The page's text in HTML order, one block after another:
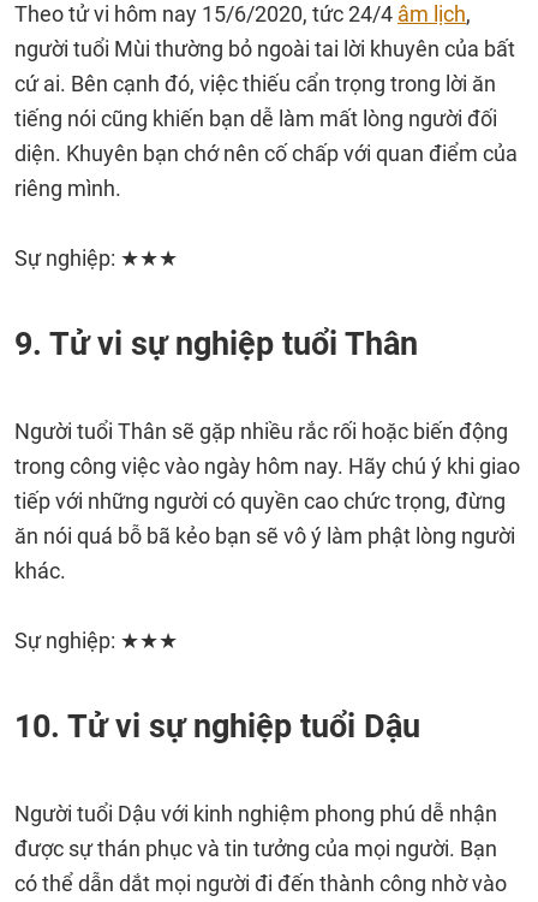
Theo tử vi hôm nay 15/6/2020, tức 24/4 âm lịch,
người tuổi Mùi thường bỏ ngoài tai lời khuyên của bất
cứ ai. Bên cạnh đó, việc thiếu cẩn trọng trong lời ăn
tiếng nói cũng khiến bạn dễ làm mất lòng người đối
diện. Khuyên bạn chớ nên cố chấp với quan điểm của
riêng mình.
Sự nghiệp: ★★★
9. Tử vi sự nghiệp tuổi Thân
Người tuổi Thân sẽ gặp nhiều rắc rối hoặc biến động
trong công việc vào ngày hôm nay. Hãy chú ý khi giao
tiếp với những người có quyền cao chức trọng, đừng
ăn nói quá bỗ bã kẻo bạn sẽ vô ý làm phật lòng người
khác.
Sự nghiệp: ★★★
10. Tử vi sự nghiệp tuổi Dậu
Người tuổi Dậu với kinh nghiệm phong phú dễ nhận
được sự thán phục và tin tưởng của mọi người. Bạn
có thể dẫn dắt mọi người đi đến thành công nhờ vào